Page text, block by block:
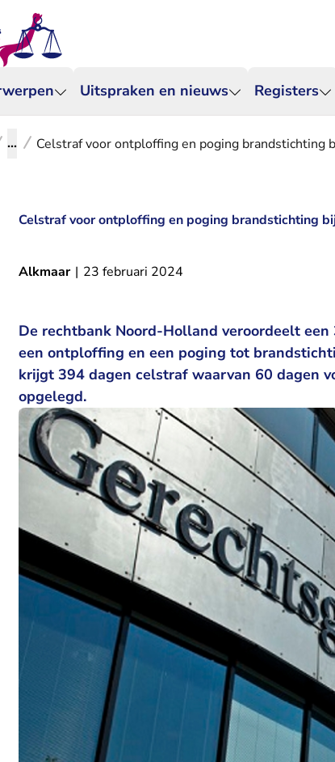
Uitspraken en nieuws Registers
... Celstraf voor ontploffing en poging brandstichting
Celstraf voor ontploffing en poging brandstichting
Alkmaar | 23 februari 2024
De rechtbank Noord-Holland veroordeelt
een ontploffing en een poging tot
krijgt 394 dagen celstraf waarvan 60 dagen
opgelegd.